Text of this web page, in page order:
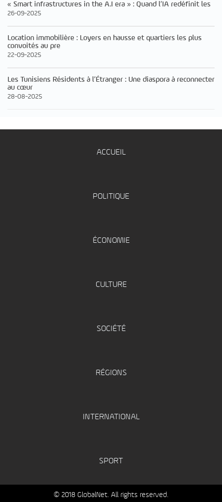
« Smart infrastructures in the A.I era » : Quand l’IA redéfinit les
26-09-2025
Location immobilière : Loyers en hausse et quartiers les plus
convoités au pre
22-09-2025
Les Tunisiens Résidents à l’Étranger : Une diaspora à reconnecter
au cœur
28-08-2025
ACCUEIL
POLITIQUE
ÉCONOMIE
CULTURE
SOCIÉTÉ
RÉGIONS
INTERNATIONAL
SPORT
© 2018 GlobalNet. All rights reserved.